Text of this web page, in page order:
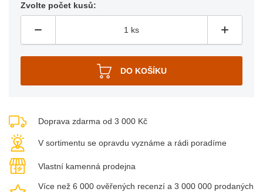
Zvolte počet kusů:
Doprava zdarma od 3 000 Kč
V sortimentu se opravdu vyznáme a rádi poradíme
Vlastní kamenná prodejna
Více než 6 000 ověřených recenzí a 3 000 000 prodaných